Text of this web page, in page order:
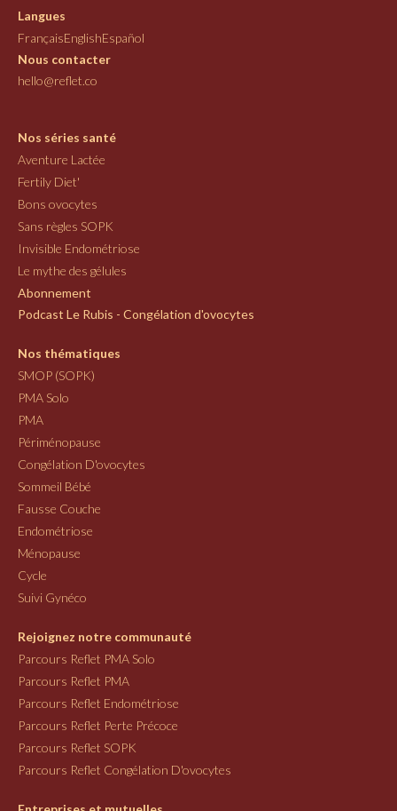
Langues
FrançaisEnglishEspañol
Nous contacter
hello@reflet.co
Nos séries santé
Aventure Lactée
Fertily Diet'
Bons ovocytes
Sans règles SOPK
Invisible Endométriose
Le mythe des gélules
Abonnement
Podcast Le Rubis - Congélation d'ovocytes
Nos thématiques
SMOP (SOPK)
PMA Solo
PMA
Périménopause
Congélation D'ovocytes
Sommeil Bébé
Fausse Couche
Endométriose
Ménopause
Cycle
Suivi Gynéco
Rejoignez notre communauté
Parcours Reflet PMA Solo
Parcours Reflet PMA
Parcours Reflet Endométriose
Parcours Reflet Perte Précoce
Parcours Reflet SOPK
Parcours Reflet Congélation D'ovocytes